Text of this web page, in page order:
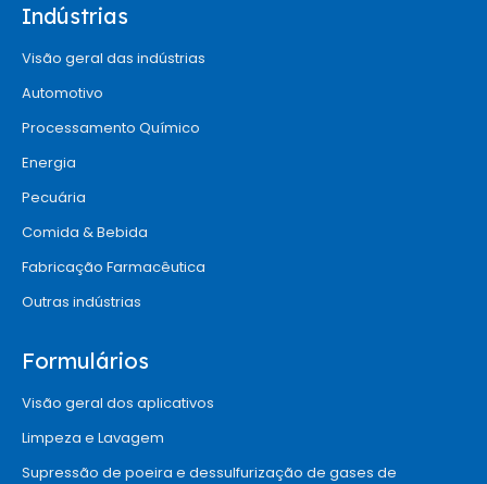
Indústrias
Visão geral das indústrias
Automotivo
Processamento Químico
Energia
Pecuária
Comida & Bebida
Fabricação Farmacêutica
Outras indústrias
Formulários
Visão geral dos aplicativos
Limpeza e Lavagem
Supressão de poeira e dessulfurização de gases de